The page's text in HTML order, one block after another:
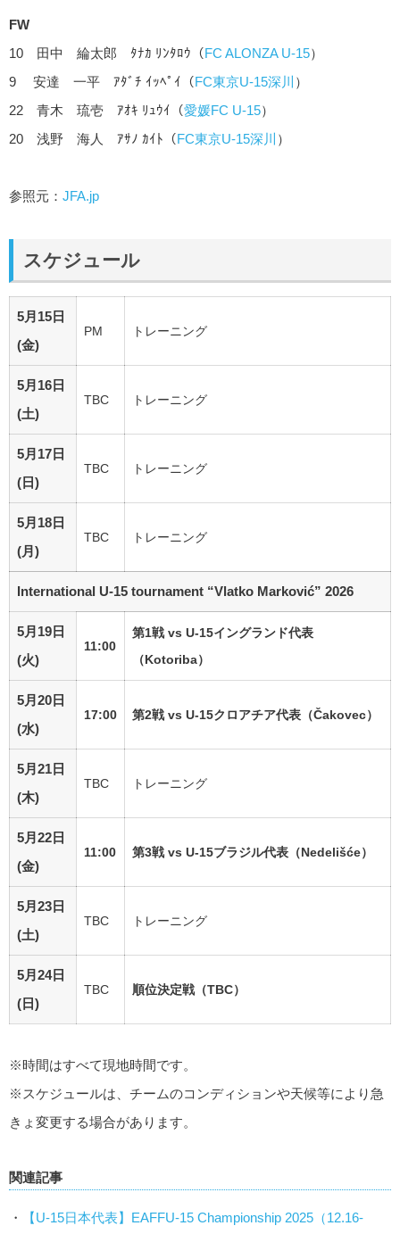
FW
10 田中 綸太郎 ﾀﾅｶ ﾘﾝﾀﾛｳ（FC ALONZA U-15）
9 安達 一平 ｱﾀﾞﾁ ｲｯﾍﾟｲ（FC東京U-15深川 ）
22 青木 琉壱 ｱｵｷ ﾘｭｳｲ（愛媛FC U-15）
20 浅野 海人 ｱｻﾉ ｶｲﾄ（FC東京U-15深川 ）
参照元： JFA.jp
スケジュール
5月15日
(金)
PM トレーニング
5月16日
(土)
TBC トレーニング
5月17日
(日)
TBC トレーニング
5月18日
(月)
TBC トレーニング
International U-15 tournament “Vlatko Marković” 2026
5月19日
(火)
11:00
第1戦 vs U-15イングランド代表
（Kotoriba）
5月20日
(水)
17:00 第2戦 vs U-15クロアチア代表（Čakovec）
5月21日
(木)
TBC トレーニング
5月22日
(金)
11:00 第3戦 vs U-15ブラジル代表（Nedelišće）
5月23日
(土)
TBC トレーニング
5月24日
(日)
TBC 順位決定戦（TBC）
※時間はすべて現地時間です。
※スケジュールは、チームのコンディションや天候等により急
きょ変更する場合があります。
関連記事
・
【U-15日本代表】EAFFU-15 Championship 2025（12.16-